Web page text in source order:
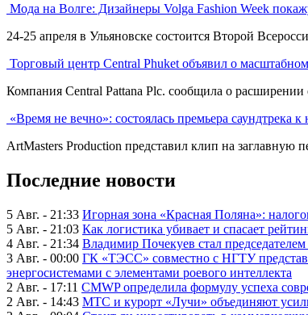
Мода на Волге: Дизайнеры Volga Fashion Week
24-25 апреля в Ульяновске состоится Второй
Торговый центр Central Phuket объявил о
Компания Central Pattana Plc. сообщила о
«Время не вечно»: состоялась премьера саундтрека
ArtMasters Production представил клип на
Последние новости
5 Авг. - 21:33 Игорная зона «Красная Поляна»:
5 Авг. - 21:03 Как логистика убивает и спасает
4 Авг. - 21:34 Владимир Почекуев стал
3 Авг. - 00:00 ГК «ТЭСС» совместно с НГТУ
энергосистемами с элементами роевого интеллекта
2 Авг. - 17:11 CMWP определила формулу успеха
2 Авг. - 14:43 МТС и курорт «Лучи» объединяют